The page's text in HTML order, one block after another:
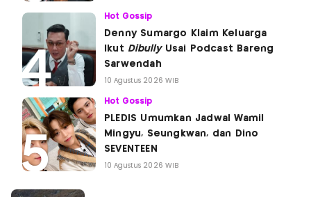
Hot Gossip
Denny Sumargo Klaim Keluarga
Ikut DibullyUsai Podcast Bareng
Sarwendah
10 Agustus 2026 WIB
Hot Gossip
PLEDIS Umumkan Jadwal Wamil
Mingyu, Seungkwan, dan Dino
SEVENTEEN
10 Agustus 2026 WIB